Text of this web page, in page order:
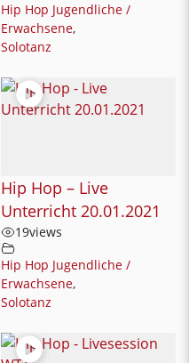
Hip Hop Jugendliche /
Erwachsene,
Solotanz
Hip Hop – Live
Unterricht 20.01.2021
19views
Hip Hop Jugendliche /
Erwachsene,
Solotanz